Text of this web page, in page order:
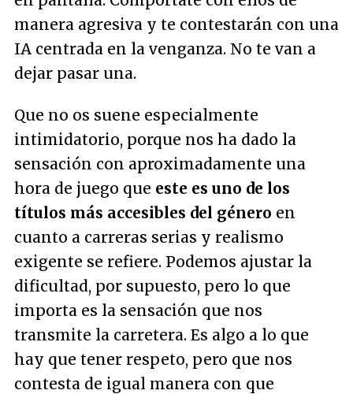
manera agresiva y te contestarán con una
IA centrada en la venganza. No te van a
dejar pasar una.
Que no os suene especialmente
intimidatorio, porque nos ha dado la
sensación con aproximadamente una
hora de juego que este es uno de los
títulos más accesibles del género en
cuanto a carreras serias y realismo
exigente se refiere. Podemos ajustar la
dificultad, por supuesto, pero lo que
importa es la sensación que nos
transmite la carretera. Es algo a lo que
hay que tener respeto, pero que nos
contesta de igual manera con que